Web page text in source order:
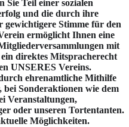
Teil einer sozialen
und die durch ihre
Stimme für den
ermöglicht Ihnen eine
mit
direktes Mitspracherecht
UNSERES Vereins.
ehrenamtliche Mithilfe
Sonderaktionen wie dem
Veranstaltungen,
oder unseren Tortentanten.
Möglichkeiten.